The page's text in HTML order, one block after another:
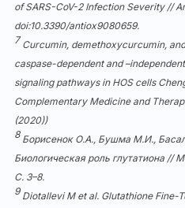
of SARS-CoV-2 Infection Severity //
doi:10.3390/antiox9080659.
7 Curcumin, demethoxycurcumin,
caspase-dependent and
signaling pathways in HOS cells
Complementary Medicine and
(2020))
8Борисенок О.А., Бушма М.И.,
Биологическая роль глутатиона //
С. 3–8.
9Diotallevi M et al. Glutathione Fine-